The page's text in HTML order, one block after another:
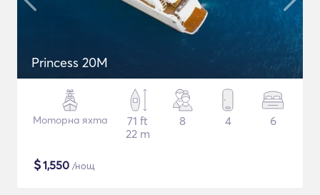
Princess 20M
Моторна яхта
71 ft
22 m
8 4 6
$1,550 /нощ